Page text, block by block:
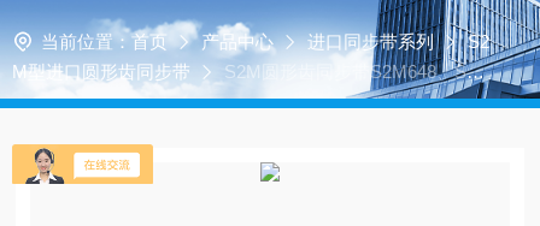
当前位置： 首页 产品中心 进口同步带系列
S2
M型进口圆形齿同步带
S2M圆形齿同步带S2M648、S2M
656、S2M660、S2M672、S2M676、S2M694、S2M710